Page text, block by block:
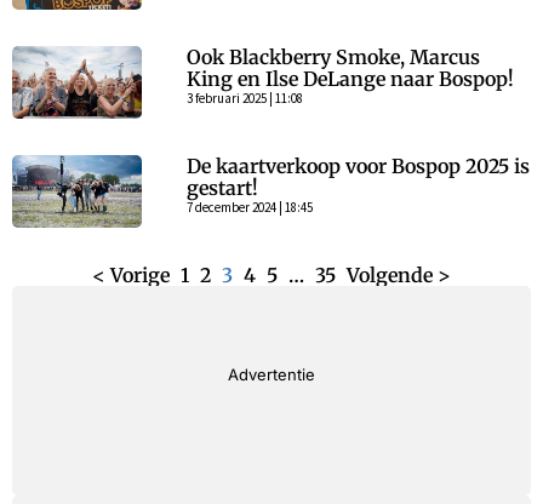
Ook Blackberry Smoke, Marcus
King en Ilse DeLange naar Bospop!
3 februari 2025 | 11:08
De kaartverkoop voor Bospop 2025 is
gestart!
7 december 2024 | 18:45
< Vorige 1 2 3 4 5 … 35 Volgende >
Advertentie